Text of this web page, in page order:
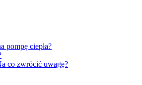
pompę ciepła?
co zwrócić uwagę?